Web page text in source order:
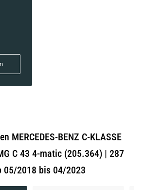
MERCEDES-BENZ C-KLASSE
C 43 4-matic (205.364) | 287
05/2018 bis 04/2023